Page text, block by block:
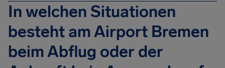
In welchen Situationen
besteht am Airport Bremen
beim Abflug oder der